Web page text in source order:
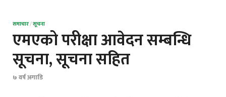
समाचार/सूचना
एमएको परीक्षा आवेदन सम्बन्धि
सूचना, सूचना सहित
७ वर्ष अगाडि